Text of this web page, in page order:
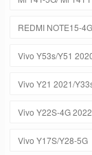
REDMI NOTE15-
Vivo Y53s/Y51
Vivo Y21 2021/
Vivo Y22S-4G
Vivo Y17S/Y28-5G